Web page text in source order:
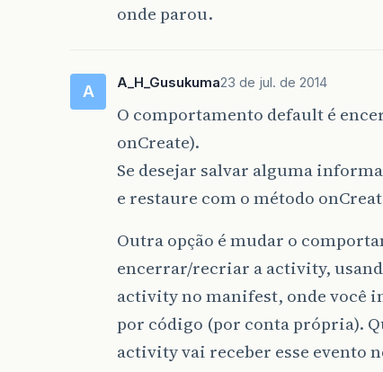
onde parou.
A A_H_Gusukuma23 de jul. de 2014
O comportamento default é
onCreate).
Se desejar salvar alguma
e restaure com o método
Outra opção é mudar o
encerrar/recriar a activity,
activity no manifest, onde você
por código (por conta própria).
activity vai receber esse evento